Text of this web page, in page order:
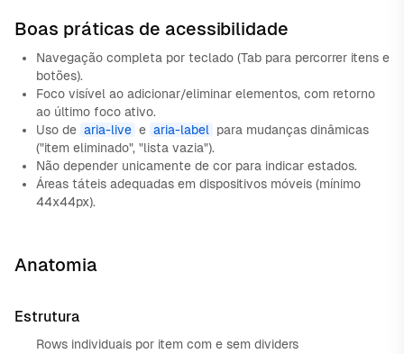
Boas práticas de acessibilidade
Navegação completa por teclado (Tab para percorrer itens e
botões).
Foco visível ao adicionar/eliminar elementos, com retorno
ao último foco ativo.
Uso de aria-live e aria-label
para mudanças dinâmicas
("item eliminado", "lista vazia").
Não depender unicamente de cor para indicar estados.
Áreas táteis adequadas em dispositivos móveis (mínimo
44x44px).
Anatomia
Estrutura
Rows individuais por item com e sem dividers